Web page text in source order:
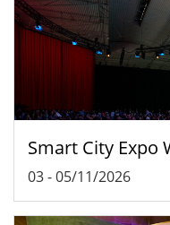
Smart City Expo
03-05/11/2026